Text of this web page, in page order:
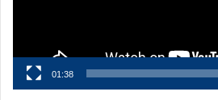
01:38